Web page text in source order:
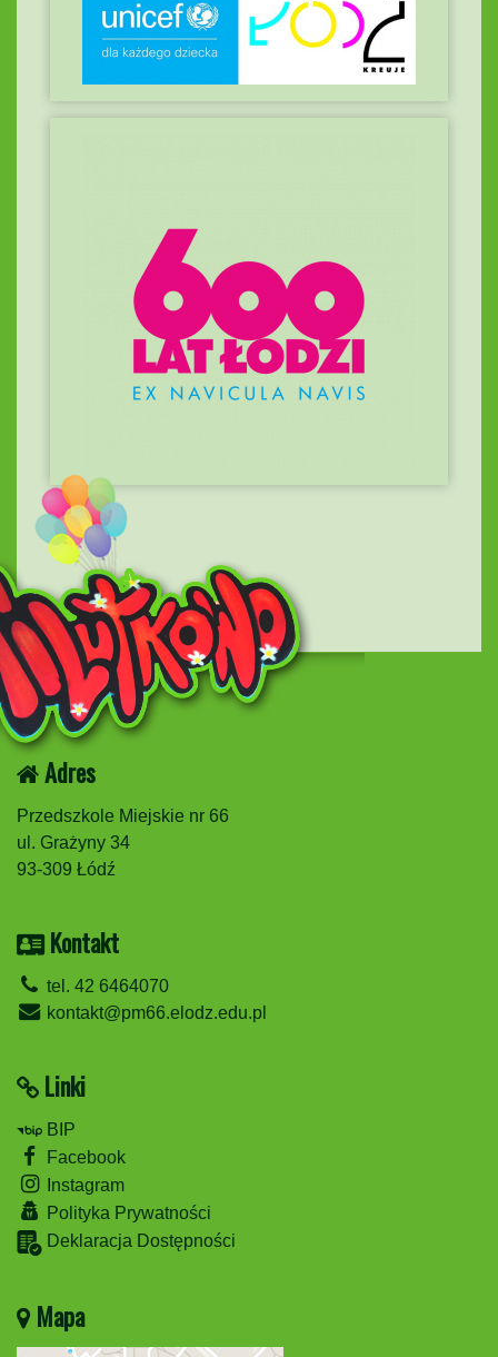
Adres
Przedszkole Miejskie nr 66
ul. Grażyny 34
93-309 Łódź
Kontakt
tel. 42 6464070
kontakt@pm66.elodz.edu.pl
Linki
BIP
Facebook
Instagram
Polityka Prywatności
Deklaracja Dostępności
Mapa